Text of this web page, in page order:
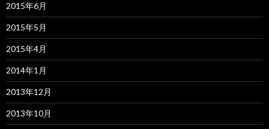
2015年6月
2015年5月
2015年4月
2014年1月
2013年12月
2013年10月